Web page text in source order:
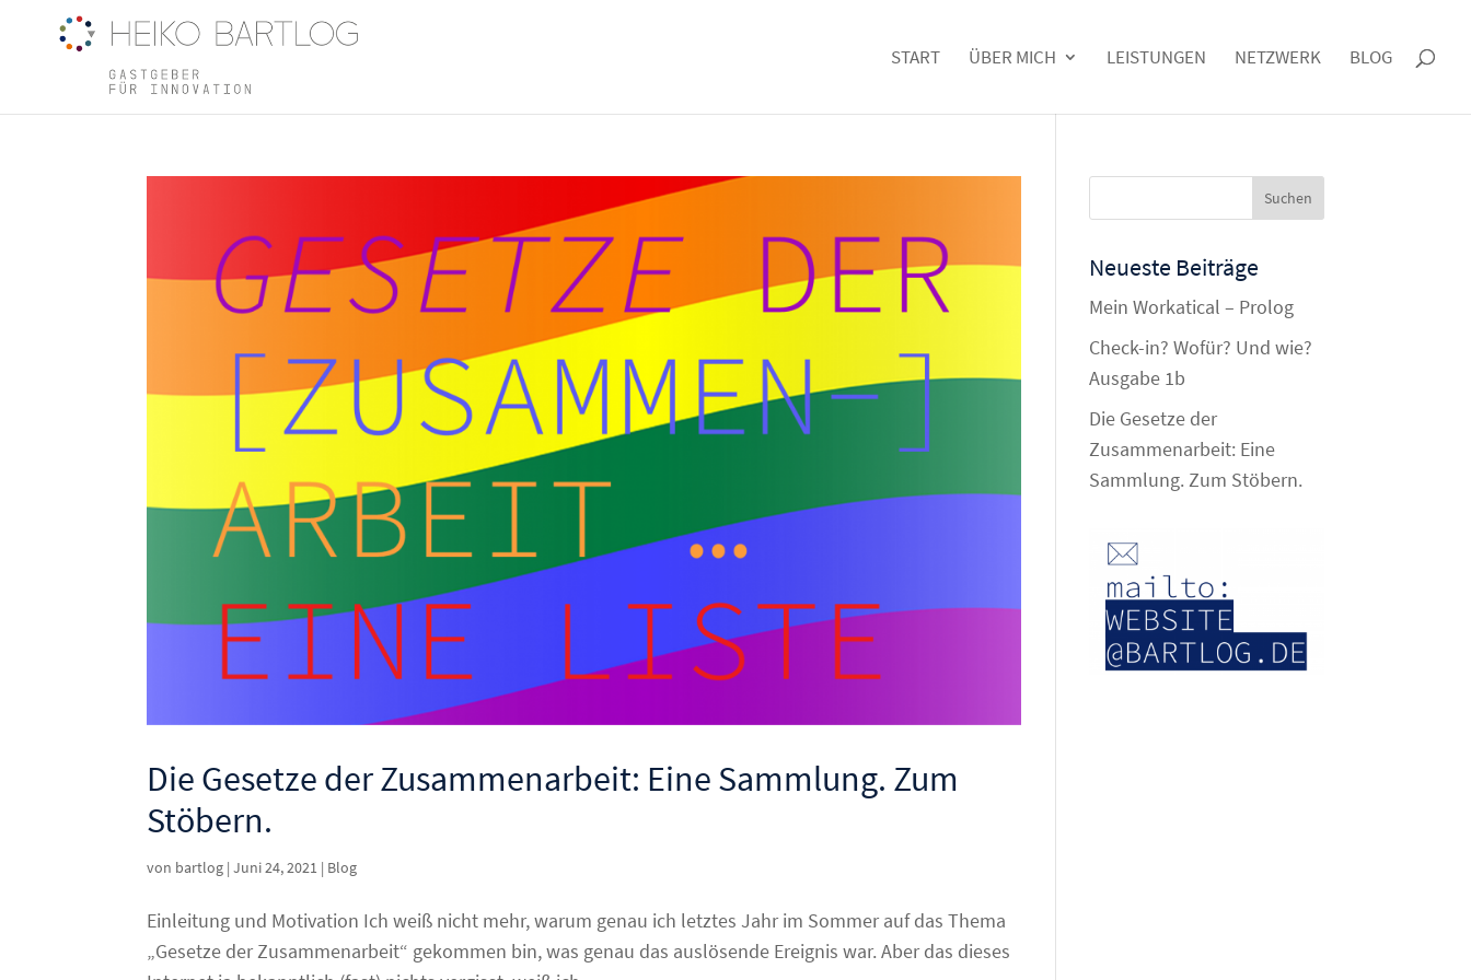
START ÜBER MICH LEISTUNGEN NETZWERK BLOG
Die Gesetze der Zusammenarbeit: Eine Sammlung. Zum
Stöbern.
von bartlog |Juni 24, 2021 | Blog
Einleitung und Motivation Ich weiß nicht mehr, warum genau ich letztes Jahr im Sommer auf das Thema
„Gesetze der Zusammenarbeit“ gekommen bin, was genau das auslösende Ereignis war. Aber das dieses
Neueste Beiträge
Mein Workatical – Prolog
Check-in? Wofür? Und wie?
Ausgabe 1b
Die Gesetze der
Zusammenarbeit: Eine
Sammlung. Zum Stöbern.